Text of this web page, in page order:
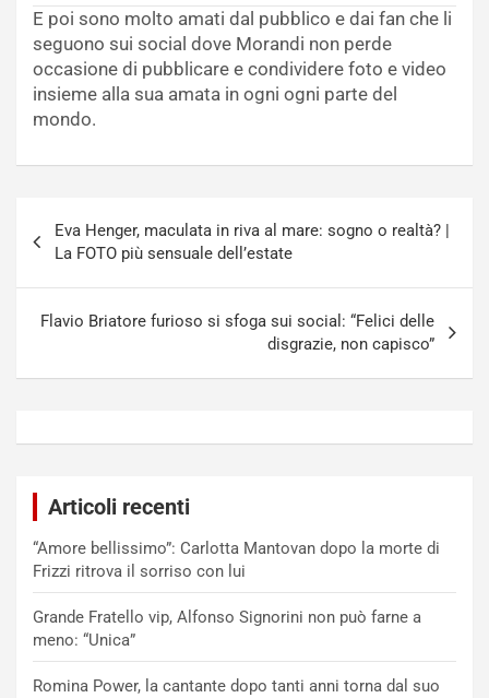
E poi sono molto amati dal pubblico e dai fan che li
seguono sui social dove Morandi non perde
occasione di pubblicare e condividere foto e video
insieme alla sua amata in ogni ogni parte del
mondo.
articoli
Eva Henger, maculata in riva al mare: sogno o realtà? |
La FOTO più sensuale dell’estate
Flavio Briatore furioso si sfoga sui social: “Felici delle
disgrazie, non capisco”
Articoli recenti
“Amore bellissimo”: Carlotta Mantovan dopo la morte di
Frizzi ritrova il sorriso con lui
Grande Fratello vip, Alfonso Signorini non può farne a
meno: “Unica”
Romina Power, la cantante dopo tanti anni torna dal suo